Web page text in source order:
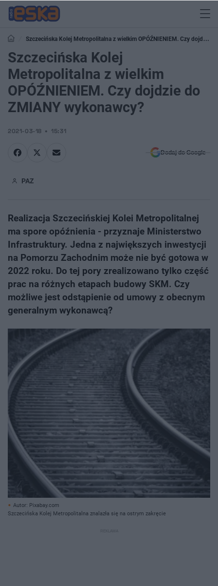
Szczecińska Kolej Metropolitalna z wielkim OPÓŹNIENIEM. Czy dojdzie
do ZMIANY wykonawcy?
Szczecińska Kolej
Metropolitalna z wielkim
OPÓŹNIENIEM. Czy dojdzie do
ZMIANY wykonawcy?
2021-03-18 15:31
Dodaj do Google
PAZ
Realizacja Szczecińskiej Kolei Metropolitalnej
ma spore opóźnienia - przyznaje Ministerstwo
Infrastruktury. Jedna z największych inwestycji
na Pomorzu Zachodnim może nie być gotowa w
2022 roku. Do tej pory zrealizowano tylko część
prac na różnych etapach budowy SKM. Czy
możliwe jest odstąpienie od umowy z obecnym
generalnym wykonawcą?
Autor: Pixabay.com
Szczecińska Kolej Metropolitalna znalazła się na ostrym zakręcie